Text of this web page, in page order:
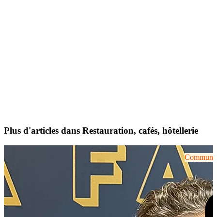
Plus d'articles dans Restauration, cafés, hôtellerie